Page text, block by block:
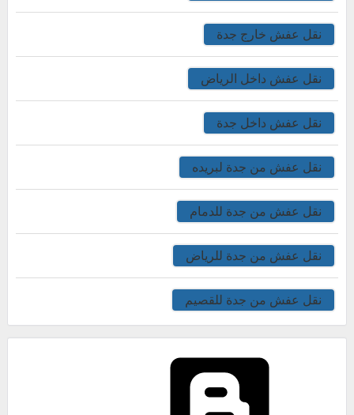
نقل عفش خارج جدة
نقل عفش داخل الرياض
نقل عفش داخل جدة
نقل عفش من جدة لبريده
نقل عفش من جدة للدمام
نقل عفش من جدة للرياض
نقل عفش من جدة للقصيم